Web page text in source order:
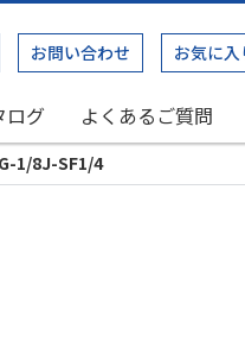
お問い合わせ お気に入
ログ よくあるご質問
1/8J-SF1/4